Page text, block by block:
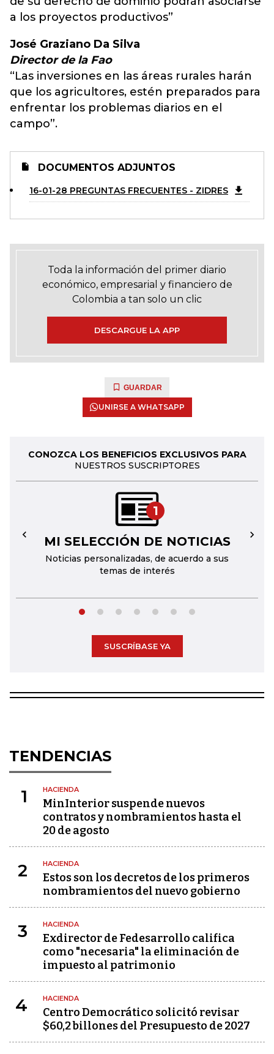
a los proyectos productivos”
José Graziano Da Silva
Director de la Fao
“Las inversiones en las áreas rurales harán
que los agricultores, estén preparados para
enfrentar los problemas diarios en el
campo”.
DOCUMENTOS ADJUNTOS
16-01-28 PREGUNTAS FRECUENTES - ZIDRES
Toda la información del primer diario
económico, empresarial y financiero de
Colombia a tan solo un clic
DESCARGUE LA APP
GUARDAR
UNIRSE A WHATSAPP
CONOZCA LOS BENEFICIOS EXCLUSIVOS PARA
NUESTROS SUSCRIPTORES
1
MI SELECCIÓN DE NOTICIAS
Noticias personalizadas, de acuerdo a sus
temas de interés
← →
SUSCRÍBASE YA
TENDENCIAS
1 HACIENDA
MinInterior suspende nuevos
contratos y nombramientos hasta el
20 de agosto
2 HACIENDA
Estos son los decretos de los primeros
nombramientos del nuevo gobierno
3 HACIENDA
Exdirector de Fedesarrollo califica
como "necesaria" la eliminación de
impuesto al patrimonio
4 HACIENDA
Centro Democrático solicitó revisar
$60,2 billones del Presupuesto de 2027